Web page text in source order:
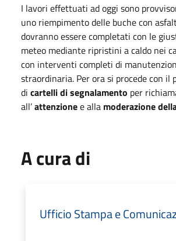
I lavori effettuati ad oggi sono
uno riempimento delle buche con
dovranno essere completati con le
meteo mediante ripristini a caldo nei
con interventi completi di
straordinaria. Per ora si procede con il
di cartelli di segnalamento per
all’attenzionee alla moderazione
A cura di
Ufficio Stampa e